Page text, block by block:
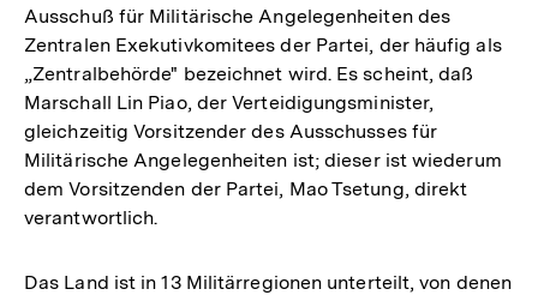
Ausschuß für Militärische Angelegenheiten des
Zentralen Exekutivkomitees der Partei, der häufig als
„Zentralbehörde" bezeichnet wird. Es scheint, daß
Marschall Lin Piao, der Verteidigungsminister,
gleichzeitig Vorsitzender des Ausschusses für
Militärische Angelegenheiten ist; dieser ist wiederum
dem Vorsitzenden der Partei, Mao Tsetung, direkt
verantwortlich.
Das Land ist in 13 Militärregionen unterteilt, von denen